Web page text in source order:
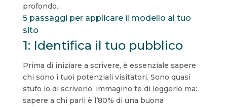
profondo.
5 passaggi per applicare il modello al tuo
sito
1: Identifica il tuo pubblico
Prima di iniziare a scrivere, è essenziale sapere
chi sono i tuoi potenziali visitatori. Sono quasi
stufo io di scriverlo, immagino te di leggerlo ma:
sapere a chi parli è l’80% di una buona